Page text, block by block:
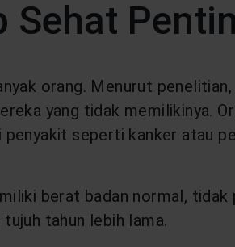
orang. Menurut penelitian,
yang tidak memilikinya.
seperti kanker atau
berat badan normal,
tahun lebih lama.